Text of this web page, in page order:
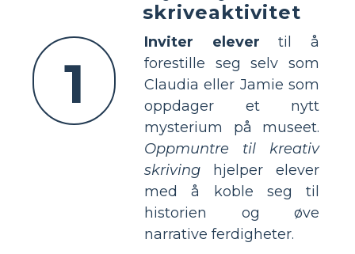
1
skriveaktivitet
Inviter elever til å
forestille seg selv som
Claudia eller Jamie som
oppdager et nytt
mysterium på museet.
Oppmuntre til kreativ
skriving hjelper elever
med å koble seg til
historien og øve
narrative ferdigheter.